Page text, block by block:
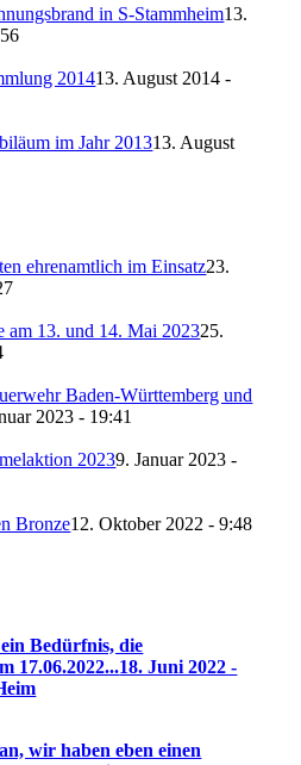
in S-Stammheim13.
201413. August 2014 -
im Jahr 201313. August
ehrenamtlich im Einsatz23.
am 13. und 14. Mai 202325.
Baden-Württemberg und
2023 - 19:41
20239. Januar 2023 -
Bronze12. Oktober 2022 - 9:48
Bedürfnis, die
17.06.2022...18. Juni 2022 -
wir haben eben einen